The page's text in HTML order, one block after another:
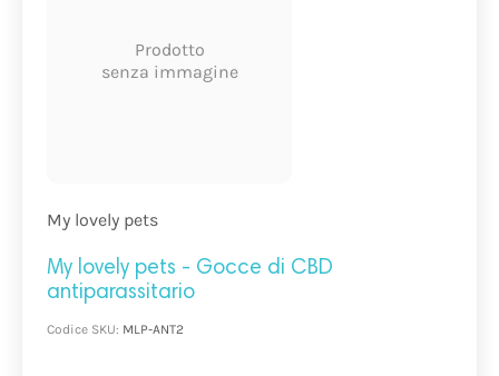
Prodotto
senza immagine
My lovely pets
My lovely pets - Gocce di CBD
antiparassitario
Codice SKU: MLP-ANT2